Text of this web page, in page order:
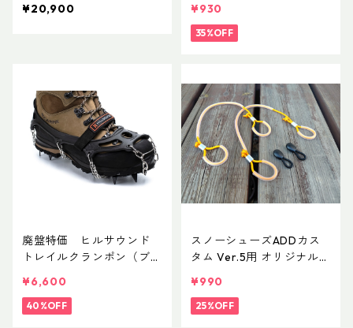
¥20,900
¥930
35%OFF
廃盤特価 ヒルサウンド
トレイルクランポン（ブラ
¥6,600
40%OFF
スノーシューズADDカス
タム Ver.5用 オリジナルカ
¥990
25%OFF